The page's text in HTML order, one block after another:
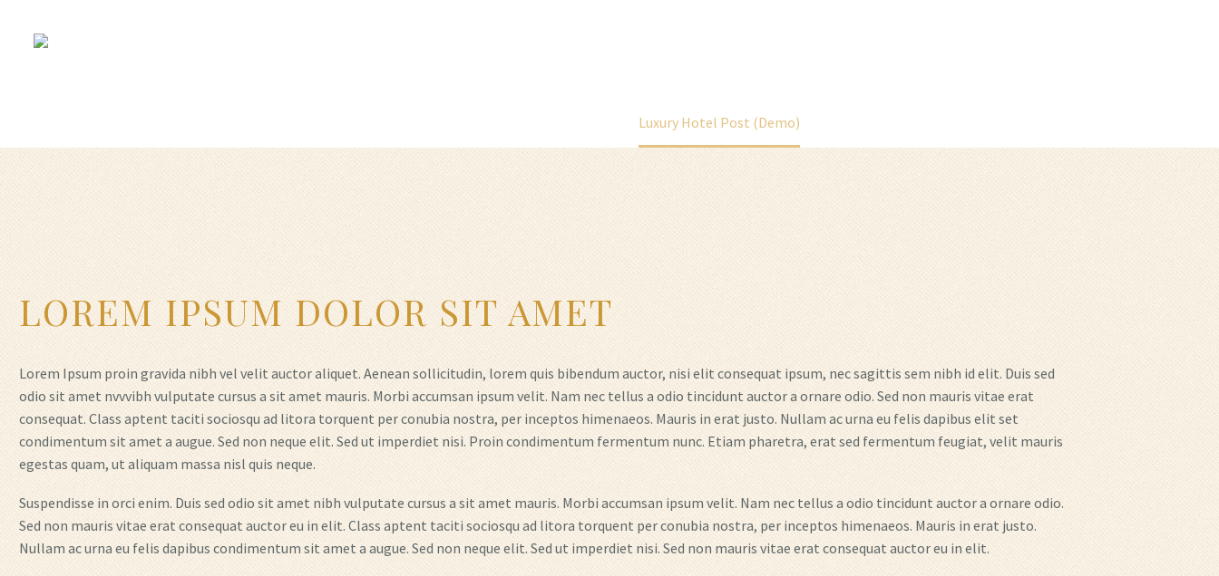
Luxury Hotel Post (Demo)
LOREM IPSUM DOLOR SIT AMET
Lorem Ipsum proin gravida nibh vel velit auctor aliquet. Aenean sollicitudin, lorem quis bibendum auctor, nisi elit consequat ipsum, nec sagittis sem nibh id elit. Duis sed
odio sit amet nvvvibh vulputate cursus a sit amet mauris. Morbi accumsan ipsum velit. Nam nec tellus a odio tincidunt auctor a ornare odio. Sed non mauris vitae erat
consequat. Class aptent taciti sociosqu ad litora torquent per conubia nostra, per inceptos himenaeos. Mauris in erat justo. Nullam ac urna eu felis dapibus elit set
condimentum sit amet a augue. Sed non neque elit. Sed ut imperdiet nisi. Proin condimentum fermentum nunc. Etiam pharetra, erat sed fermentum feugiat, velit mauris
egestas quam, ut aliquam massa nisl quis neque.
Suspendisse in orci enim. Duis sed odio sit amet nibh vulputate cursus a sit amet mauris. Morbi accumsan ipsum velit. Nam nec tellus a odio tincidunt auctor a ornare odio.
Sed non mauris vitae erat consequat auctor eu in elit. Class aptent taciti sociosqu ad litora torquent per conubia nostra, per inceptos himenaeos. Mauris in erat justo.
Nullam ac urna eu felis dapibus condimentum sit amet a augue. Sed non neque elit. Sed ut imperdiet nisi. Sed non mauris vitae erat consequat auctor eu in elit.